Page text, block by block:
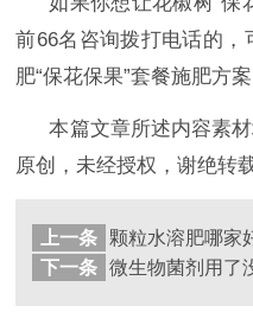
前66名咨询拨打电话的，
肥“保花保果”套餐施肥方案
本篇文章所述内容素
原创，未经授权，谢绝转
上一条
下一条